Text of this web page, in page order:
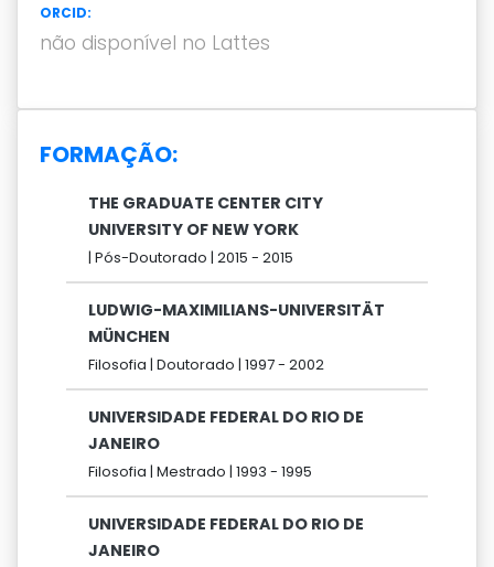
ORCID:
não disponível no Lattes
FORMAÇÃO:
THE GRADUATE CENTER CITY
UNIVERSITY OF NEW YORK
| Pós-Doutorado | 2015 - 2015
LUDWIG-MAXIMILIANS-UNIVERSITÄT
MÜNCHEN
Filosofia | Doutorado | 1997 - 2002
UNIVERSIDADE FEDERAL DO RIO DE
JANEIRO
Filosofia | Mestrado | 1993 - 1995
UNIVERSIDADE FEDERAL DO RIO DE
JANEIRO